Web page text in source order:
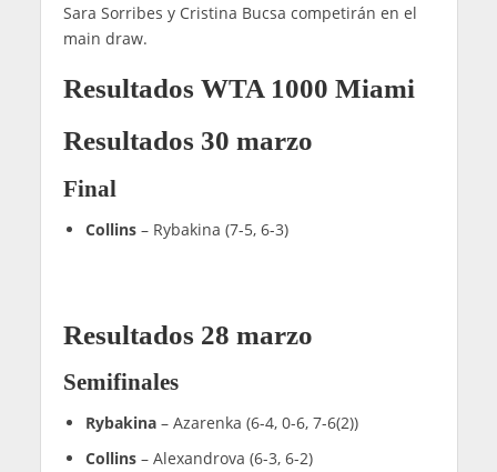
Sara Sorribes y Cristina Bucsa competirán en el
main draw.
Resultados WTA 1000 Miami
Resultados 30 marzo
Final
Collins– Rybakina (7-5, 6-3)
Resultados 28 marzo
Semifinales
Rybakina– Azarenka (6-4, 0-6, 7-6(2))
Collins– Alexandrova (6-3, 6-2)